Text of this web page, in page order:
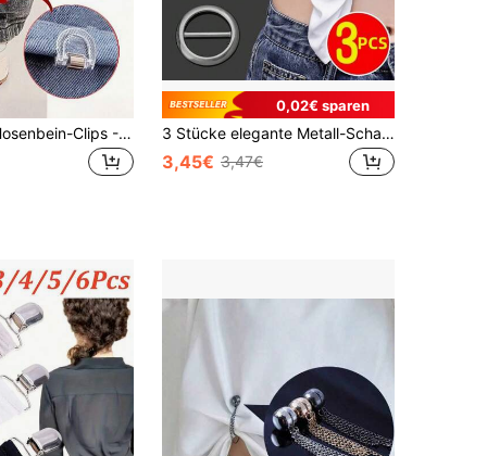
Unsichtbare Hosenbein-Clips - Keine Näharbeiten erforderlich Hosenbein-Fixator, verhindert, dass Hosenbeine auf dem Boden schleifen, kann auch verwendet werden, um Sonnenhut-/Fischerhut-Schnüre zu befestigen, unsichtbare Hosenbein-Verkürzungs-Clips, verdeckter Schnallenverschluss für Hosenbeine, um ein Schleifen zu verhindern
0,02€ sparen
3 Stücke elegante Metall-Schalclip und Accessoire-Clip - Multifunktionales Modeaccessoire, geeignet zum Dekorieren von Schals, T-Shirts und Gürteln - perfekt für jeden Anlass
3,45€ 3,47€